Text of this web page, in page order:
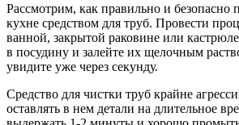
Рассмотрим, как правильно и безопасно
кухне средством для труб. Провести
ванной, закрытой раковине или
в посудину и залейте их щелочным
увидите уже через секунду.
Средство для чистки труб крайне
оставлять в нем детали на длительное